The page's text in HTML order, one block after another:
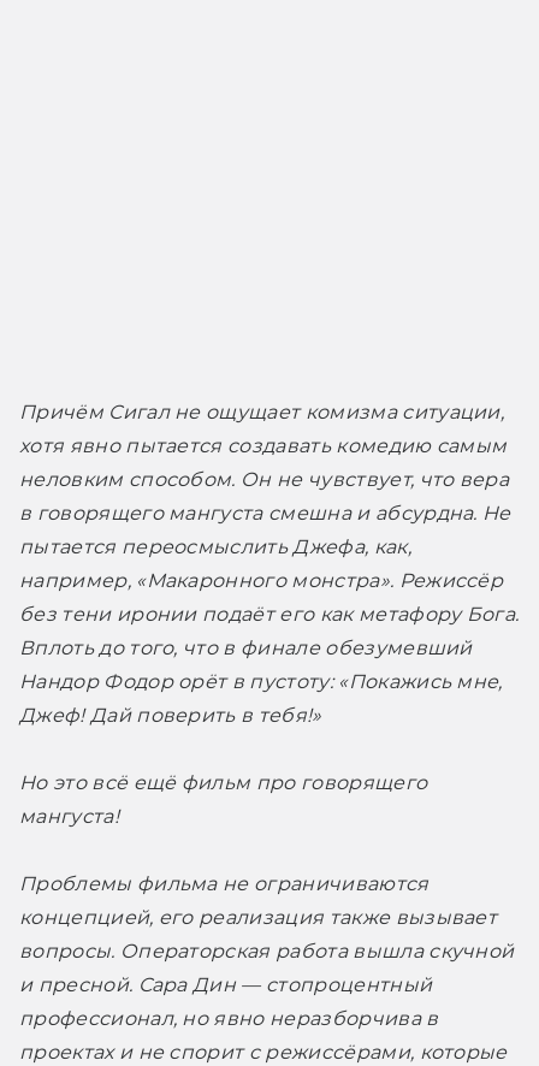
Причём Сигал не ощущает комизма ситуации,
хотя явно пытается создавать комедию самым
неловким способом. Он не чувствует, что вера
в говорящего мангуста смешна и абсурдна. Не
пытается переосмыслить Джефа, как,
например, «Макаронного монстра». Режиссёр
без тени иронии подаёт его как метафору Бога.
Вплоть до того, что в финале обезумевший
Нандор Фодор орёт в пустоту: «Покажись мне,
Джеф! Дай поверить в тебя!»
Но это всё ещё фильм про говорящего
мангуста!
Проблемы фильма не ограничиваются
концепцией, его реализация также вызывает
вопросы. Операторская работа вышла скучной
и пресной. Сара Дин — стопроцентный
профессионал, но явно неразборчива в
проектах и не спорит с режиссёрами, которые